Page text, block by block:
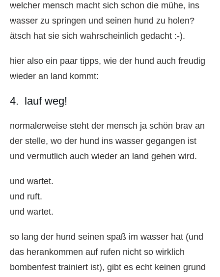
welcher mensch macht sich schon die mühe, ins
wasser zu springen und seinen hund zu holen?
ätsch hat sie sich wahrscheinlich gedacht :-).
hier also ein paar tipps, wie der hund auch freudig
wieder an land kommt:
4. lauf weg!
normalerweise steht der mensch ja schön brav an
der stelle, wo der hund ins wasser gegangen ist
und vermutlich auch wieder an land gehen wird.
und wartet.
und ruft.
und wartet.
so lang der hund seinen spaß im wasser hat (und
das herankommen auf rufen nicht so wirklich
bombenfest trainiert ist), gibt es echt keinen grund